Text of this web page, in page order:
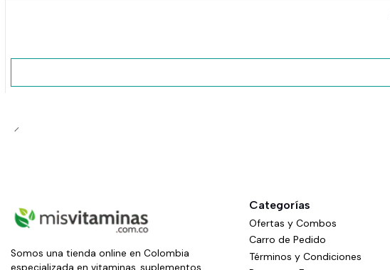
Somos una tienda online en Colombia
especializada en vitaminas, suplementos
Categorías
Ofertas y Combos
Carro de Pedido
Términos y Condiciones